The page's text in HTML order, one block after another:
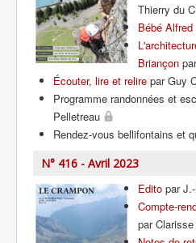
Thierry du
Bébé Alfred
Briançon
Écouter, lire et relire par Guy
Programme randonnées et
Pelletreau
Rendez-vous bellifontains et
N° 416 - Avril 2023
Edito par
Compte-
par